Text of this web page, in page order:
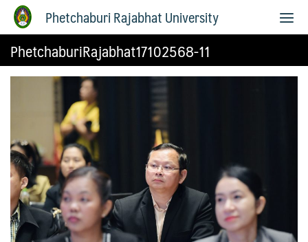
Phetchaburi Rajabhat University
PhetchaburiRajabhat17102568-11